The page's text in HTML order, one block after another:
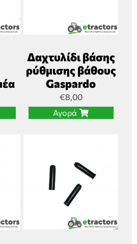
Δαχτυλίδι βάσης
ρύθμισης βάθους
Gaspardo
€8,00
Αγορά